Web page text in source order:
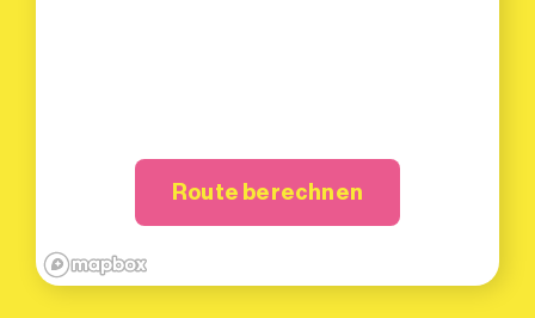
Route berechnen